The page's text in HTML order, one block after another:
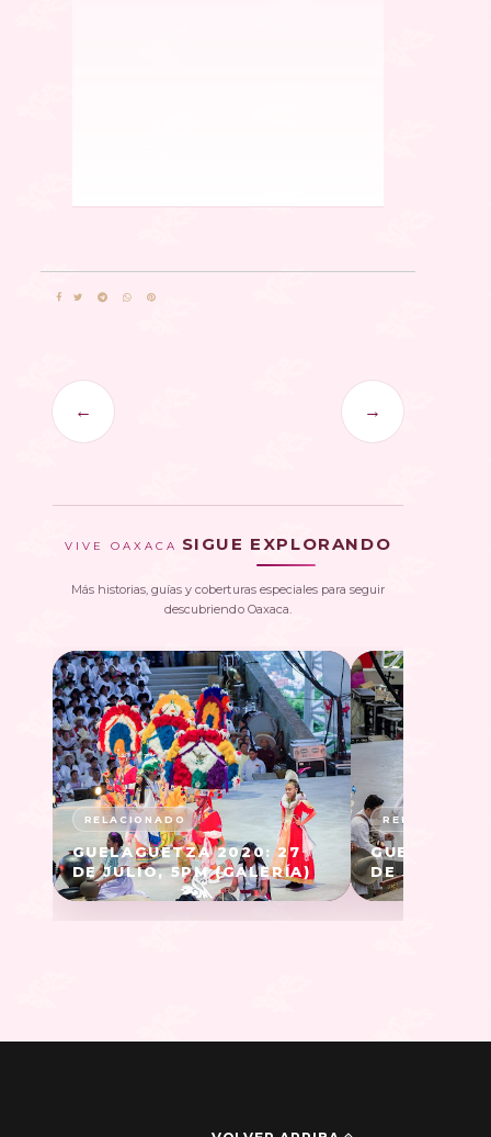
← →
VIVE OAXACA SIGUE EXPLORANDO
Más historias, guías y coberturas especiales para seguir
descubriendo Oaxaca.
GUELAGUETZA 2020: 27
DE JULIO, 5PM (GALERÍA)
DE JULIO -